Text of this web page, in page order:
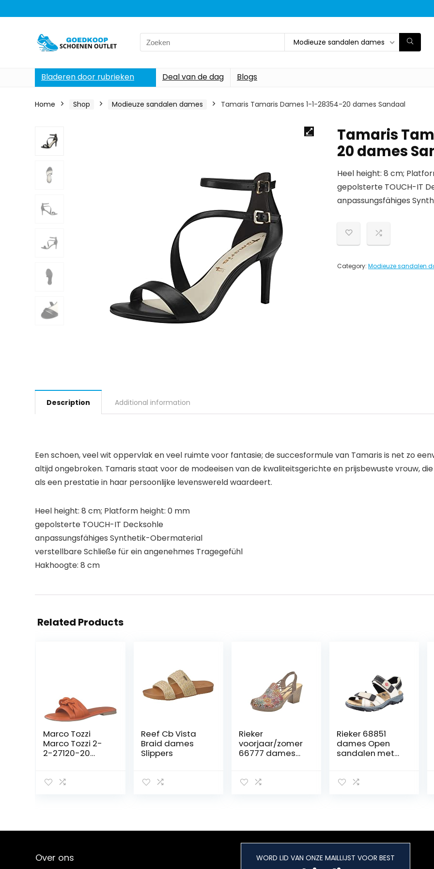
Search
for:
Modieuze sandalen dames
Bladeren door rubrieken Deal van de dag Blogs
Home Shop Modieuze sandalen dames Tamaris Tamaris Dames 1-1-28354-20 dames Sandaal
Tamaris
20 dames
Heel height: 8 cm;
gepolsterte TOUCH-IT
anpassungsfähiges
Category: Modieuze sandalen
Description Additional information
Een schoen, veel wit oppervlak en veel ruimte voor fantasie; de succesformule van Tamaris is net zo
altijd ongebroken. Tamaris staat voor de modeeisen van de kwaliteitsgerichte en prijsbewuste vrouw,
als een prestatie in haar persoonlijke levenswereld waardeert.
Heel height: 8 cm; Platform height: 0 mm
gepolsterte TOUCH-IT Decksohle
anpassungsfähiges Synthetik-Obermaterial
verstellbare Schließe für ein angenehmes Tragegefühl
Hakhoogte: 8 cm
Related Products
Marco Tozzi
Marco Tozzi 2-
2-27120-20
Reef Cb Vista
Braid dames
Slippers
Rieker
voorjaar/zomer
66777 dames
Rieker 68851
dames Open
sandalen met
Over ons WORD LID VAN ONZE MAILLIJST VOOR BEST